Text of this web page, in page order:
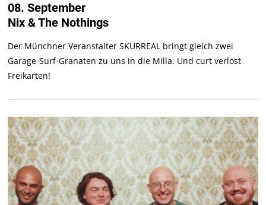
08. September
Nix & The Nothings
Der Münchner Veranstalter SKURREAL bringt gleich zwei
Garage-Surf-Granaten zu uns in die Milla. Und curt verlost
Freikarten!